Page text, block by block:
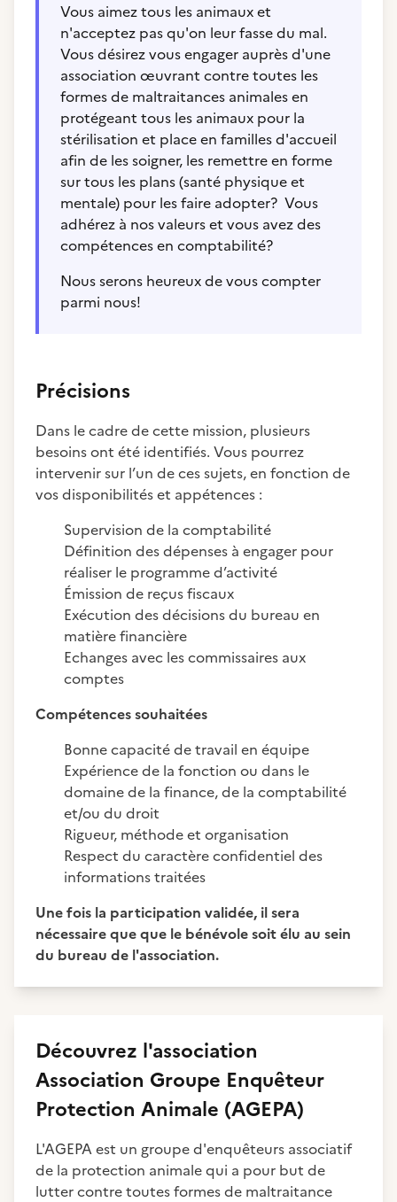
Vous aimez tous les animaux et
n'acceptez pas qu'on leur fasse du mal.
Vous désirez vous engager auprès d'une
association œuvrant contre toutes les
formes de maltraitances animales en
protégeant tous les animaux pour la
stérilisation et place en familles d'accueil
afin de les soigner, les remettre en forme
sur tous les plans (santé physique et
mentale) pour les faire adopter? Vous
adhérez à nos valeurs et vous avez des
compétences en comptabilité?
Nous serons heureux de vous compter
parmi nous!
Précisions
Dans le cadre de cette mission, plusieurs
besoins ont été identifiés. Vous pourrez
intervenir sur l’un de ces sujets, en fonction de
vos disponibilités et appétences :
Supervision de la comptabilité
Définition des dépenses à engager pour
réaliser le programme d’activité
Émission de reçus fiscaux
Exécution des décisions du bureau en
matière financière
Echanges avec les commissaires aux
comptes
Compétences souhaitées
Bonne capacité de travail en équipe
Expérience de la fonction ou dans le
domaine de la finance, de la comptabilité
et/ou du droit
Rigueur, méthode et organisation
Respect du caractère confidentiel des
informations traitées
Une fois la participation validée, il sera
nécessaire que que le bénévole soit élu au sein
du bureau de l'association.
Découvrez l'association
Association Groupe Enquêteur
Protection Animale (AGEPA)
L'AGEPA est un groupe d'enquêteurs associatif
de la protection animale qui a pour but de
lutter contre toutes formes de maltraitance